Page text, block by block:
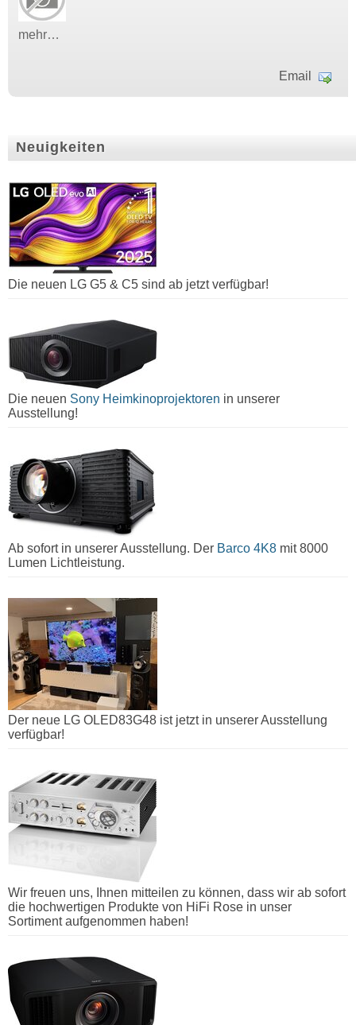
mehr…
Email
Neuigkeiten
Die neuen LG G5 & C5 sind ab jetzt verfügbar!
Die neuen Sony Heimkinoprojektoren in unserer
Ausstellung!
Ab sofort in unserer Ausstellung. Der Barco 4K8 mit 8000
Lumen Lichtleistung.
Der neue LG OLED83G48 ist jetzt in unserer Ausstellung
verfügbar!
Wir freuen uns, Ihnen mitteilen zu können, dass wir ab sofort
die hochwertigen Produkte von HiFi Rose in unser
Sortiment aufgenommen haben!